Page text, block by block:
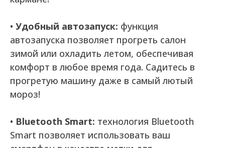
• Удобный автозапуск: функция
автозапуска позволяет прогреть салон
зимой или охладить летом, обеспечивая
комфорт в любое время года. Садитесь в
прогретую машину даже в самый лютый
мороз!
• Bluetooth Smart: технология Bluetooth
Smart позволяет использовать ваш